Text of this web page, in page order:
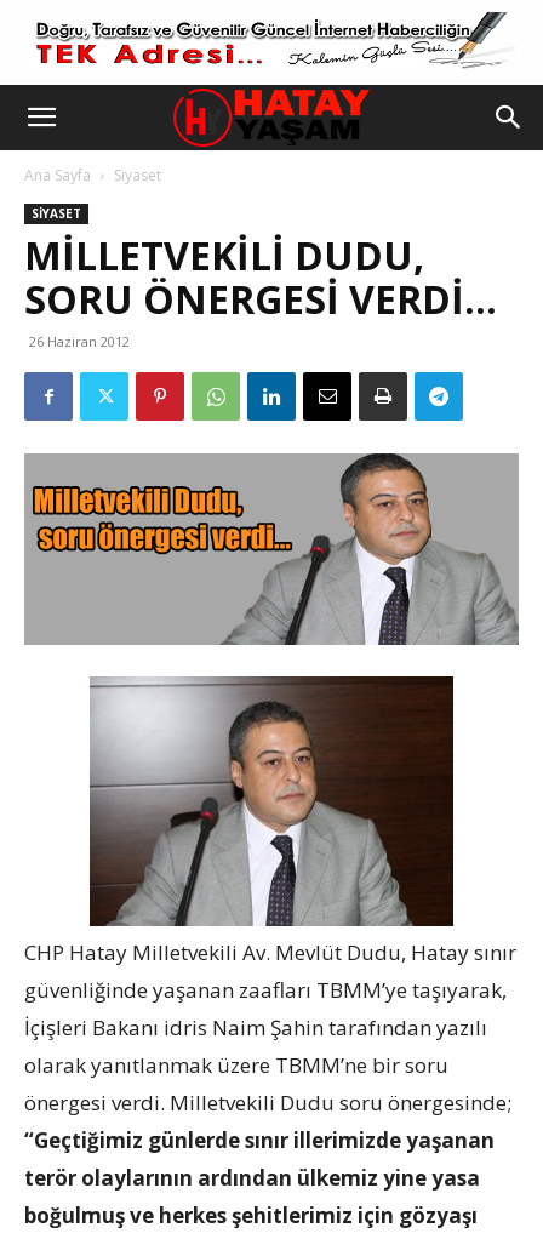
Ana Sayfa Siyaset
SIYASET
MILLETVEKILI DUDU,
SORU ÖNERGESI VERDI…
26 Haziran 2012
CHP Hatay Milletvekili Av. Mevlüt Dudu, Hatay sınır
güvenliğinde yaşanan zaafları TBMM’ye taşıyarak,
İçişleri Bakanı idris Naim Şahin tarafından yazılı
olarak yanıtlanmak üzere TBMM’ne bir soru
önergesi verdi. Milletvekili Dudu soru önergesinde;
“Geçtiğimiz günlerde sınır illerimizde yaşanan
terör olaylarının ardından ülkemiz yine yasa
boğulmuş ve herkes şehitlerimiz için gözyaşı